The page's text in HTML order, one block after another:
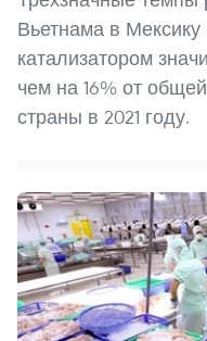
Вьетнама в
катализатором
чем на 16% от
страны в 2021 году.